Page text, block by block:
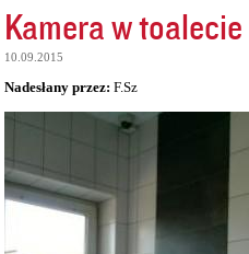
Kamera w toalecie
10.09.2015
Nadesłany przez: F.Sz